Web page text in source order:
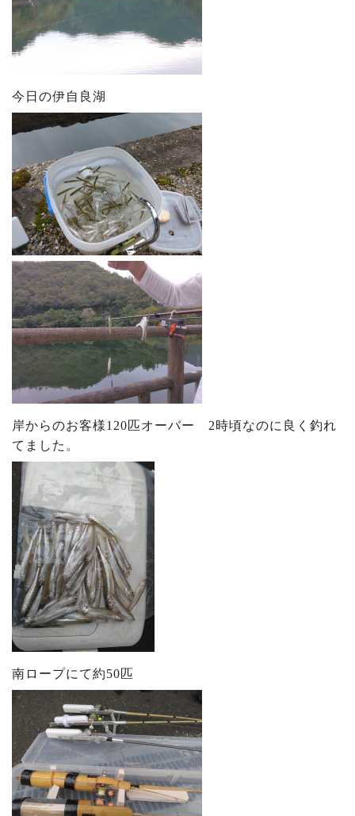
今日の伊自良湖
岸からのお客様120匹オーバー 2時頃なのに良く釣れ
てました。
南ロープにて約50匹